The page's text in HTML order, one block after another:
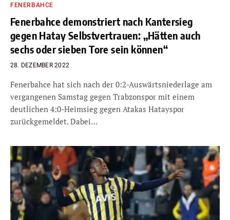
FENERBAHCE
Fenerbahce demonstriert nach Kantersieg
gegen Hatay Selbstvertrauen: „Hätten auch
sechs oder sieben Tore sein können“
28. DEZEMBER 2022
Fenerbahce hat sich nach der 0:2-Auswärtsniederlage am
vergangenen Samstag gegen Trabzonspor mit einem
deutlichen 4:0-Heimsieg gegen Atakas Hatayspor
zurückgemeldet. Dabei…